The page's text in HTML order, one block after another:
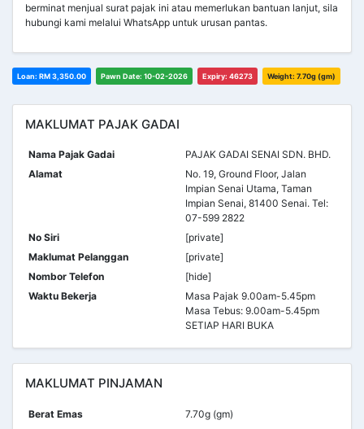
berminat menjual surat pajak ini atau memerlukan bantuan lanjut, sila
hubungi kami melalui WhatsApp untuk urusan pantas.
Loan: RM 3,350.00 Pawn Date: 10-02-2026 Expiry: 46273 Weight: 7.70g (gm)
MAKLUMAT PAJAK GADAI
Nama Pajak Gadai
PAJAK GADAI SENAI SDN. BHD.
Alamat
No. 19, Ground Floor, Jalan
Impian Senai Utama, Taman
Impian Senai, 81400 Senai. Tel:
07-599 2822
No Siri
[private]
Maklumat Pelanggan
[private]
Nombor Telefon
[hide]
Waktu Bekerja
Masa Pajak 9.00am-5.45pm
Masa Tebus: 9.00am-5.45pm
SETIAP HARI BUKA
MAKLUMAT PINJAMAN
Berat Emas
7.70g (gm)